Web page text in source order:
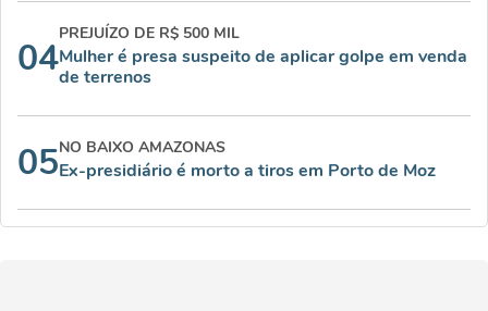
04
PREJUÍZO DE R$ 500 MIL
Mulher é presa suspeito de aplicar golpe em venda
de terrenos
05NO BAIXO AMAZONAS
Ex-presidiário é morto a tiros em Porto de Moz